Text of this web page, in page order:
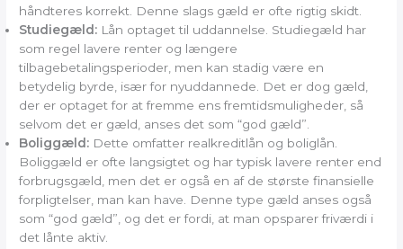
håndteres korrekt. Denne slags gæld er ofte rigtig skidt.
Studiegæld: Lån optaget til uddannelse. Studiegæld har
som regel lavere renter og længere
tilbagebetalingsperioder, men kan stadig være en
betydelig byrde, især for nyuddannede. Det er dog gæld,
der er optaget for at fremme ens fremtidsmuligheder, så
selvom det er gæld, anses det som “god gæld”.
Boliggæld: Dette omfatter realkreditlån og boliglån.
Boliggæld er ofte langsigtet og har typisk lavere renter end
forbrugsgæld, men det er også en af de største finansielle
forpligtelser, man kan have. Denne type gæld anses også
som “god gæld”, og det er fordi, at man opsparer friværdi i
det lånte aktiv.